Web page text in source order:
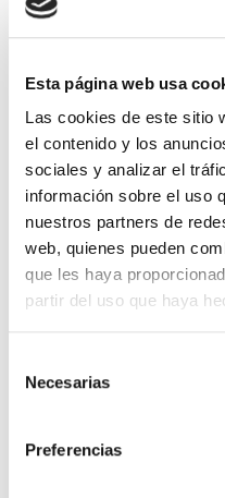
Esta página web usa
Las cookies de este sitio
el contenido y los
sociales y analizar el
información sobre el uso
nuestros partners de
web, quienes pueden
que les haya
partir del uso que haya
Necesarias
Preferencias
Encuentra tu